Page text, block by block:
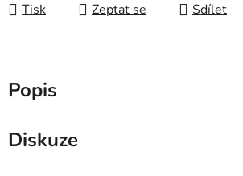
Tisk Zeptat se Sdílet
Popis
Diskuze